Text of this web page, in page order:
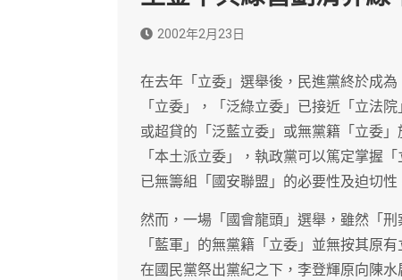
2002年2月23日
在去年「立委」選舉後，民進黨終於成
「立委」，「泛綠立委」已接近「立法
或超貸的「泛藍立委」或無黨籍「立委
「本土派立委」，執政黨可以篤定掌握
已無籌組「國安聯盟」的必要性及迫切
然而，一場「國會龍頭」選舉，雖然「
「藍軍」的無黨籍「立委」並無按其原
在國民黨祭出黨紀之下，李登輝原向陳